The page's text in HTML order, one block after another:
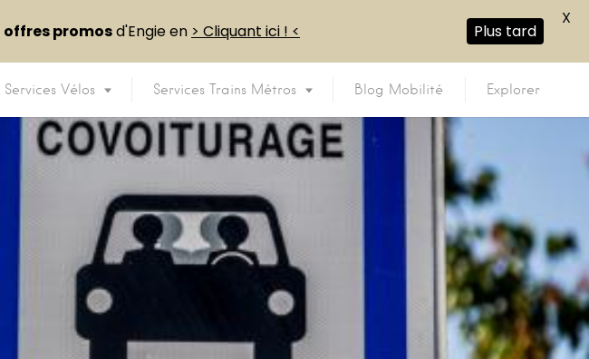
Services Vélos Services Trains Métros Blog Mobilité Explorer
offres promosd'Engie en > Cliquant ici ! < Plus tard
X